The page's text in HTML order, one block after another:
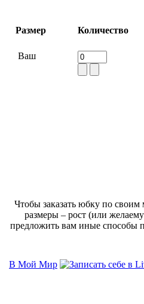
Размер
Количество
Ваш
Чтобы заказать юбку по своим
размеры – рост (или
предложить вам иные способы
В Мой Мир